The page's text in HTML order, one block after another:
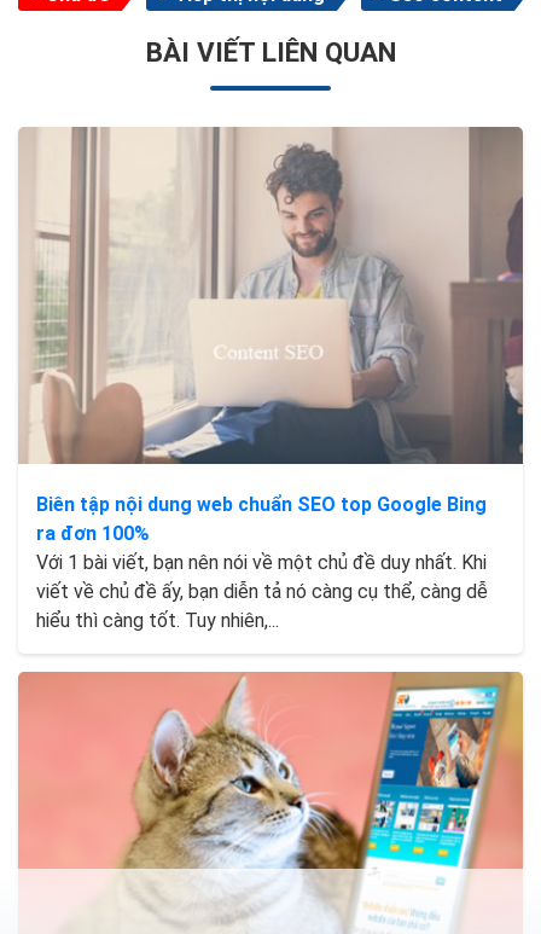
BÀI VIẾT LIÊN QUAN
Biên tập nội dung web chuẩn SEO top Google Bing
ra đơn 100%
Với 1 bài viết, bạn nên nói về một chủ đề duy nhất. Khi
viết về chủ đề ấy, bạn diễn tả nó càng cụ thể, càng dễ
hiểu thì càng tốt. Tuy nhiên,...